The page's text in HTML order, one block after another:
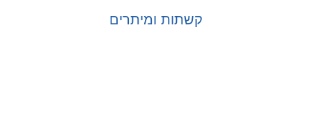
קשתות ומיתרים